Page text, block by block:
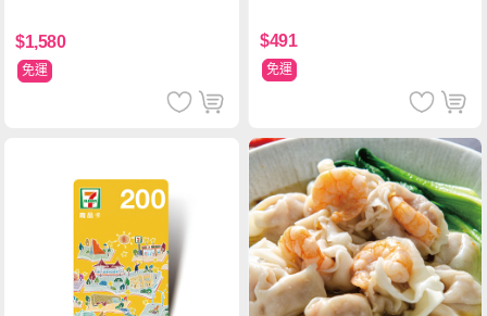
$1,580
免運
ml-信封款(贈手提杯套)
$491
免運